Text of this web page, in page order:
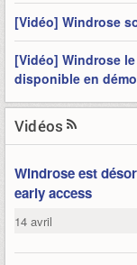
[Vidéo] Windrose
[Vidéo] Windrose
disponible en
Vidéos
Windrose est
early access
14 avril